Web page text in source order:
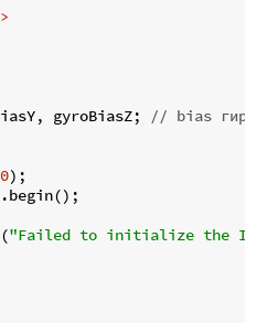
gyroBiasZ;
// bias
);
"Failed to initialize the